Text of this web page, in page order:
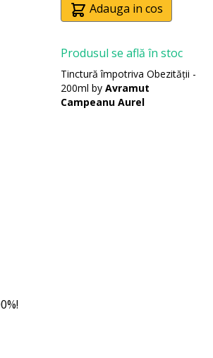
Adauga in cos
Produsul se află în stoc
Tinctură împotriva Obezității -
200ml by Avramut
Campeanu Aurel